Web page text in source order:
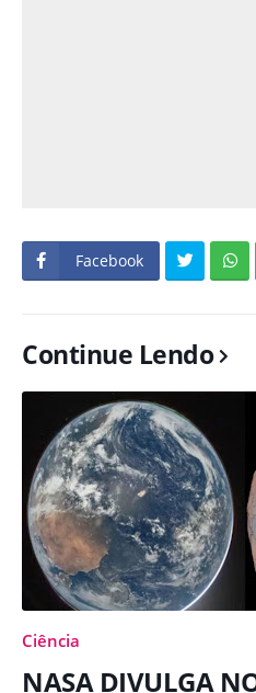
Facebook
Continue Lendo
Ciência
NASA DIVULGA